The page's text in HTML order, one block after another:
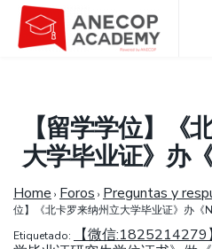
【留学学位】《
大学毕业证》办
Home › Foros › Preguntas y
位】《北卡罗来纳州立大学毕业证》办《
Etiquetado:
【微信